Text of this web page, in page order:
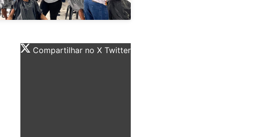
Compartilhar no X Twitter